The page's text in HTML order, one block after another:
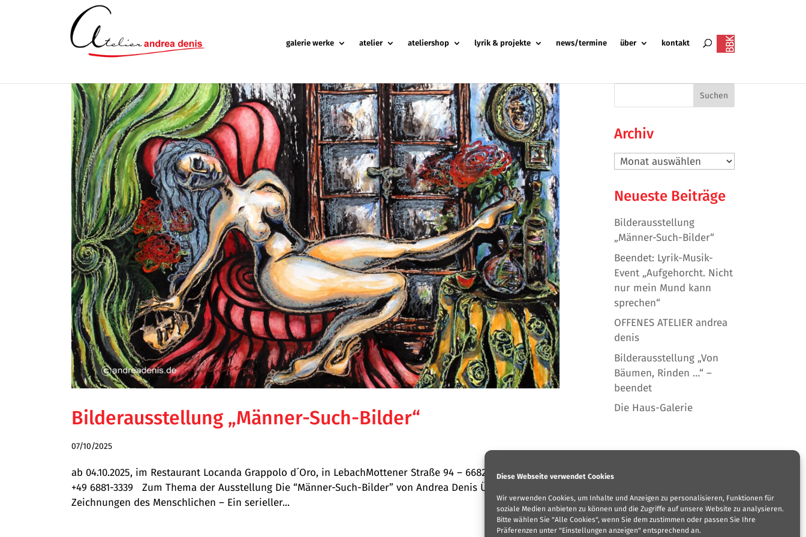
Diese Webseite verwendet Cookies
Wir verwenden Cookies, um Inhalte und Anzeigen zu personalisieren, Funktionen für
soziale Medien anbieten zu können und die Zugriffe auf unsere Website zu analysieren.
Bitte wählen Sie "Alle Cookies", wenn Sie dem zustimmen oder passen Sie Ihre
Präferenzen unter "Einstellungen anzeigen" entsprechend an.
galerie werke atelier ateliershop lyrik & projekte news/termine über kontakt
Bilderausstellung „Männer-Such-Bilder“
07/10/2025
ab 04.10.2025, im Restaurant Locanda Grappolo d´Oro, in LebachMottener Straße 94 – 66822 Lebach – Fon
+49 6881-3339 Zum Thema der Ausstellung Die “Männer-Such-Bilder” von Andrea Denis Über-
Zeichnungen des Menschlichen – Ein serieller...
Archiv
Archiv
Neueste Beiträge
Bilderausstellung
„Männer-Such-Bilder“
Beendet: Lyrik-Musik-
Event „Aufgehorcht. Nicht
nur mein Mund kann
sprechen“
OFFENES ATELIER andrea
denis
Bilderausstellung „Von
Bäumen, Rinden …“ –
beendet
Die Haus-Galerie